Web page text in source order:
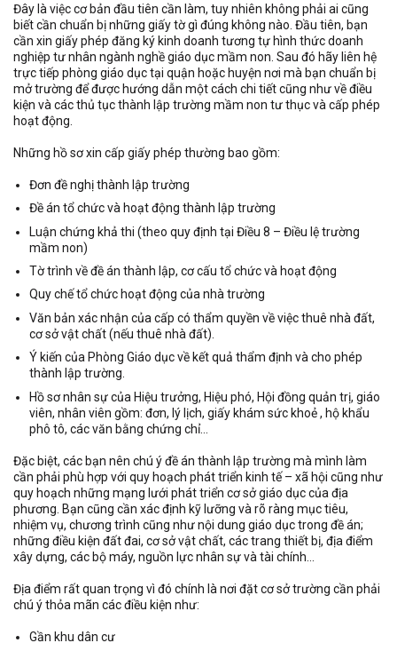
Đây là việc cơ bản đầu tiên cần làm, tuy nhiên không phải ai cũng
biết cần chuẩn bị những giấy tờ gì đúng không nào. Đầu tiên, bạn
cần xin giấy phép đăng ký kinh doanh tương tự hình thức doanh
nghiệp tư nhân ngành nghề giáo dục mầm non. Sau đó hãy liên hệ
trực tiếp phòng giáo dục tại quận hoặc huyện nơi mà bạn chuẩn bị
mở trường để được hướng dẫn một cách chi tiết cũng như về điều
kiện và các thủ tục thành lập trường mầm non tư thục và cấp phép
hoạt động.
Những hồ sơ xin cấp giấy phép thường bao gồm:
Đơn đề nghị thành lập trường
Đề án tổ chức và hoạt động thành lập trường
Luận chứng khả thi (theo quy định tại Điều 8 – Điều lệ trường
mầm non)
Tờ trình về đề án thành lập, cơ cấu tổ chức và hoạt động
Quy chế tổ chức hoạt động của nhà trường
Văn bản xác nhận của cấp có thẩm quyền về việc thuê nhà đất,
cơ sở vật chất (nếu thuê nhà đất).
Ý kiến của Phòng Giáo dục về kết quả thẩm định và cho phép
thành lập trường.
Hồ sơ nhân sự của Hiệu trưởng, Hiệu phó, Hội đồng quản trị, giáo
viên, nhân viên gồm: đơn, lý lịch, giấy khám sức khoẻ , hộ khẩu
phô tô, các văn bằng chứng chỉ…
Đặc biệt, các bạn nên chú ý đề án thành lập trường mà mình làm
cần phải phù hợp với quy hoạch phát triển kinh tế – xã hội cũng như
quy hoạch những mạng lưới phát triển cơ sở giáo dục của địa
phương. Bạn cũng cần xác định kỹ lưỡng và rõ ràng mục tiêu,
nhiệm vụ, chương trình cũng như nội dung giáo dục trong đề án;
những điều kiện đất đai, cơ sở vật chất, các trang thiết bị, địa điểm
xây dựng, các bộ máy, nguồn lực nhân sự và tài chính…
Địa điểm rất quan trọng vì đó chính là nơi đặt cơ sở trường cần phải
chú ý thỏa mãn các điều kiện như:
Gần khu dân cư